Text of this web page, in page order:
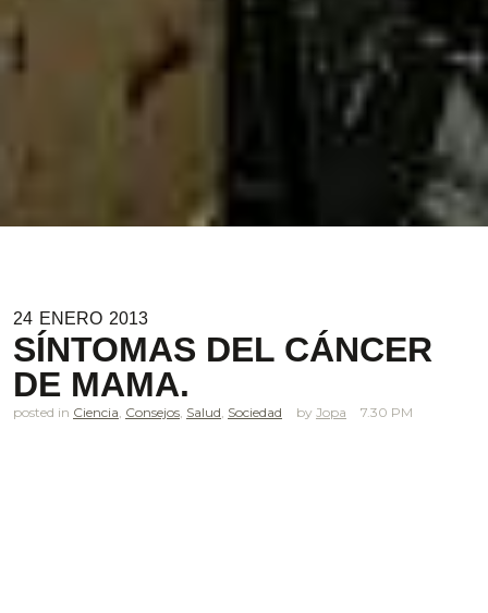
24 ENERO 2013
SÍNTOMAS DEL CÁNCER
DE MAMA.
posted in Ciencia, Consejos, Salud, Sociedad Jopa 7.30 PM